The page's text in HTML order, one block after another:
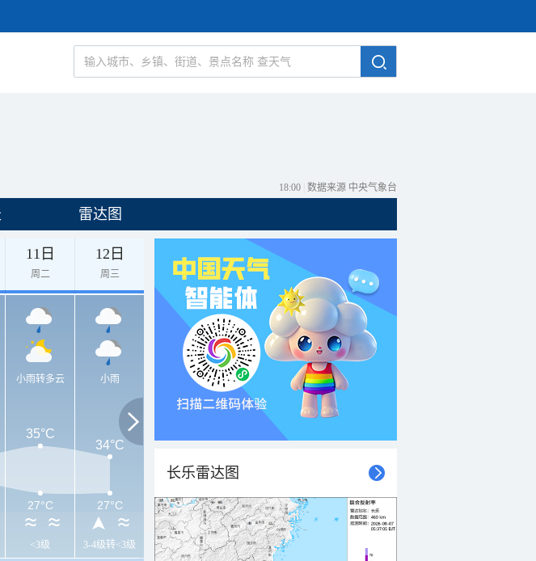
18:00 数据来源 中央气象台
雷达图
11日
周二
12日
周三
小雨转多云
<3级
小雨
3-4级转<3级
35°C
34°C
27°C
27°C
长乐雷达图